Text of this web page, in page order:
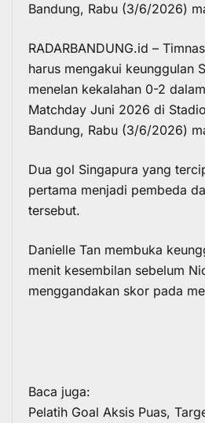
Bandung, Rabu (3/6/2026)
RADARBANDUNG.id –
harus mengakui keunggulan
menelan kekalahan 0-2
Matchday Juni 2026 di
Bandung, Rabu (3/6/2026)
Dua gol Singapura yang
pertama menjadi pembeda
tersebut.
Danielle Tan membuka
menit kesembilan sebelum
menggandakan skor pada
Baca juga:
Pelatih Goal Aksis Puas,